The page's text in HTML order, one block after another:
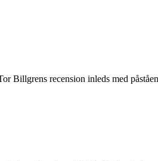
Billgrens recension inleds med